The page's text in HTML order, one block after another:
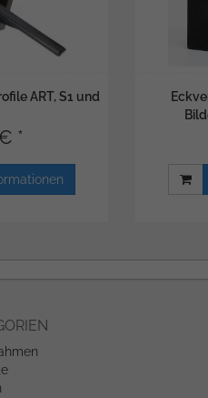
ART, S1 und
*